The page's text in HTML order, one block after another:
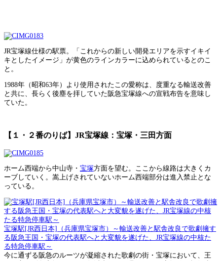
JR宝塚線仕様の駅票。「これからの新しい開発エリアを示すイキイ
キとしたイメージ」が黄色のラインカラーに込められているとのこ
と。
1988年（昭和63年）より使用されたこの愛称は、度重なる輸送改善
と共に、長らく後塵を拝していた阪急宝塚線への宣戦布告を意味し
ていた。
【１・２番のりば】JR宝塚線：宝塚・三田方面
ホーム西端から中山寺・ 宝塚方面を望む。ここから線路は大きくカ
ーブしていく。嵩上げされていないホーム西端部分は進入禁止とな
っている。
宝塚駅[JR西日本]（兵庫県宝塚市）～輸送改善と駅舎改良で歌劇擁す
る阪急王国・宝塚の代表駅へと大変貌を遂げた、JR宝塚線の中核た
る特急停車駅～
今に通ずる阪急のルーツが凝縮された歌劇の街・宝塚において、王